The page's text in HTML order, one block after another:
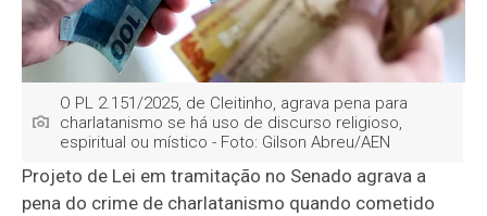
O PL 2.151/2025, de Cleitinho, agrava pena para
charlatanismo se há uso de discurso religioso,
espiritual ou místico - Foto: Gilson Abreu/AEN
Projeto de Lei em tramitação no Senado agrava a
pena do crime de charlatanismo quando cometido